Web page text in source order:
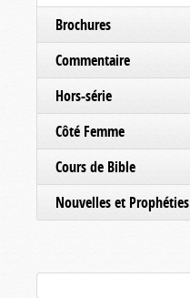
Brochures
Commentaire
Hors-série
Côté Femme
Cours de Bible
Nouvelles et Prophéties